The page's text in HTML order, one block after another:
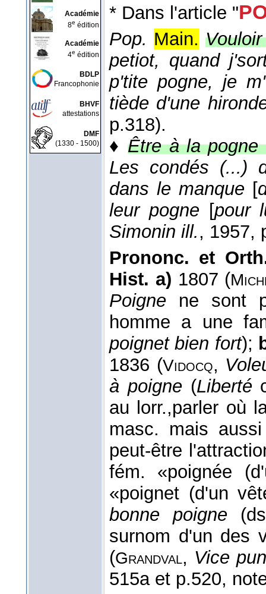
Académie
8e édition
Académie
4e édition
BDLP
Francophonie
BHVF
attestations
DMF
(1330 - 1500)
* Dans l'article "
Pop. Main.
petiot, quand
p'tite pogne, je
tiède d'une
p.318).
♦Être à la pogne
Les condés (...)
dans le manque [
leur pogne [pour
Simonin ill., 1957,
Prononc. et
Hist. a) 1807 (
Poigne ne sont
homme a une
poignet bien fort);
1836 (Vidocq,
à poigne (Liberté
au lorr.,parler où
masc. mais
peut-être
fém. «poignée
«poignet (d'un
bonne poigne
surnom d'un des
(Grandval, Vice
515a et p.520,